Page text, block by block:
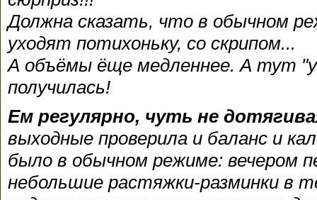
Должна сказать, что в обычном
уходят потихоньку, со скрипом...
А объёмы ёще медленнее. А тут
получилась!
Ем регулярно, чуть не
выходные проверила и баланс и
было в обычном режиме: вечером
небольшие растяжки-разминки в